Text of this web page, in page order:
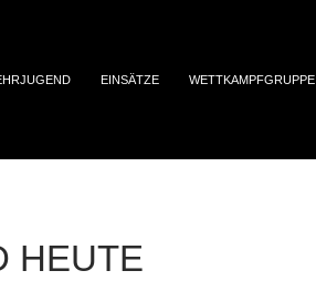
EINSÄTZE WETTKAMPFGRUPPE
HEUTE